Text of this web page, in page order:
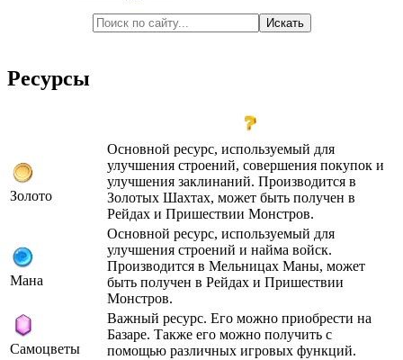
Ресурсы
Золото
Основной ресурс, используемый для
улучшения строений, совершения покупок и
улучшения заклинаний. Производится в
Золотых Шахтах, может быть получен в
Рейдах и Пришествии Монстров.
Мана
Основной ресурс, используемый для
улучшения строений и найма войск.
Производится в Мельницах Маны, может
быть получен в Рейдах и Пришествии
Монстров.
Самоцветы
Важный ресурс. Его можно приобрести на
Базаре. Также его можно получить с
помощью различных игровых функций.